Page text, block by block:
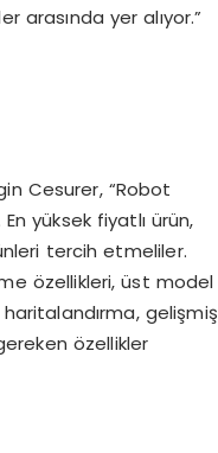
arasında yer alıyor.”
Cesurer, “Robot
yüksek fiyatlı ürün,
tercih etmeliler.
özellikleri, üst model
gelişmiş
özellikler